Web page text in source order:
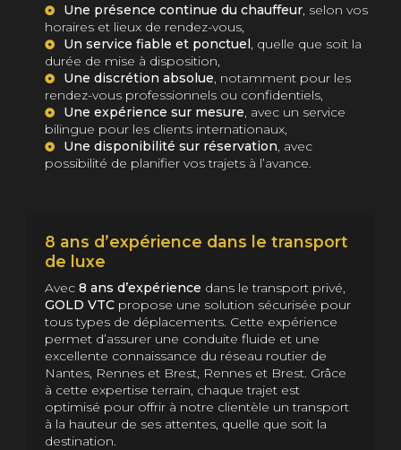
Une présence continue du chauffeur, selon vos
horaires et lieux de rendez-vous,
Un service fiable et ponctuel, quelle que soit la
durée de mise à disposition,
Une discrétion absolue, notamment pour les
rendez-vous professionnels ou confidentiels,
Une expérience sur mesure, avec un service
bilingue pour les clients internationaux,
Une disponibilité sur réservation, avec
possibilité de planifier vos trajets à l’avance.
8 ans d’expérience dans le transport
de luxe
Avec 8 ans d’expérience dans le transport privé,
GOLD VTC propose une solution sécurisée pour
tous types de déplacements. Cette expérience
permet d’assurer une conduite fluide et une
excellente connaissance du réseau routier de
Nantes, Rennes et Brest, Rennes et Brest. Grâce
à cette expertise terrain, chaque trajet est
optimisé pour offrir à notre clientèle un transport
à la hauteur de ses attentes, quelle que soit la
destination.